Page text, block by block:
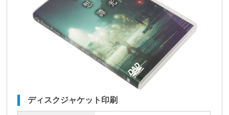
ディスクジャケット印刷